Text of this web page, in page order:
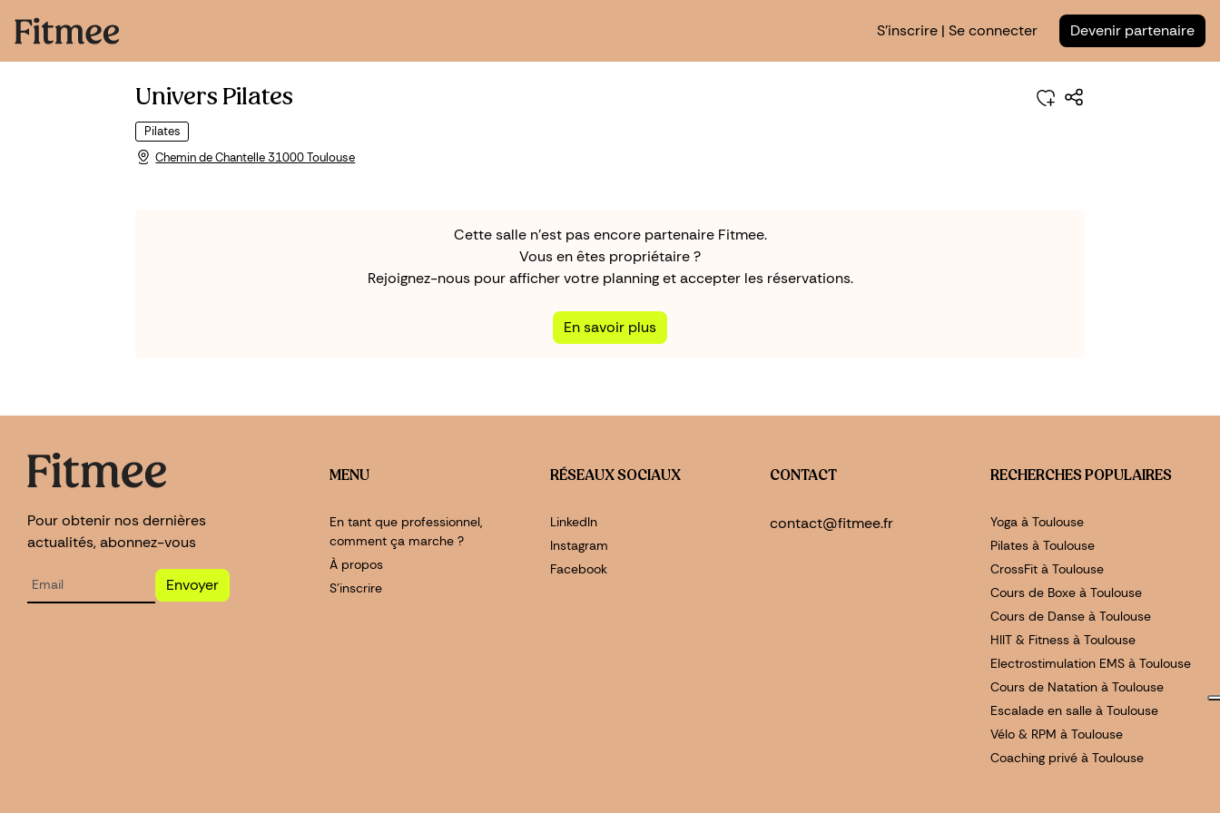
S'inscrire | Se connecter Devenir partenaire
Univers Pilates
Pilates
Chemin de Chantelle 31000 Toulouse
Cette salle n'est pas encore partenaire Fitmee.
Vous en êtes propriétaire ?
Rejoignez-nous pour afficher votre planning et accepter les réservations.
En savoir plus
Pour obtenir nos dernières
actualités, abonnez-vous
Envoyer
MENU
En tant que professionnel,
comment ça marche ?
À propos
S'inscrire
RÉSEAUX SOCIAUX
LinkedIn
Instagram
Facebook
CONTACT
contact@fitmee.fr
RECHERCHES POPULAIRES
Yoga à Toulouse
Pilates à Toulouse
CrossFit à Toulouse
Cours de Boxe à Toulouse
Cours de Danse à Toulouse
HIIT & Fitness à Toulouse
Electrostimulation EMS à Toulouse
Cours de Natation à Toulouse
Escalade en salle à Toulouse
Vélo & RPM à Toulouse
Coaching privé à Toulouse